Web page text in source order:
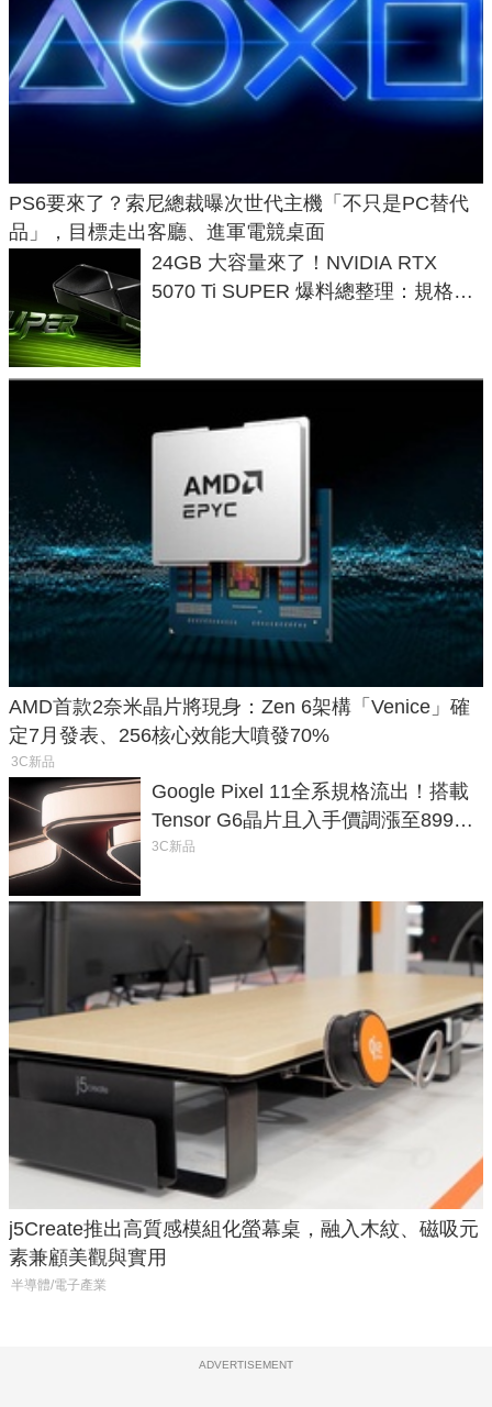
PS6要來了？索尼總裁曝次世代主機「不只是PC替代
品」，目標走出客廳、進軍電競桌面
24GB 大容量來了！NVIDIA RTX
5070 Ti SUPER 爆料總整理：規格、
AMD首款2奈米晶片將現身：Zen 6架構「Venice」確
定7月發表、256核心效能大噴發70%
3C新品
Google Pixel 11全系規格流出！搭載
Tensor G6晶片且入手價調漲至899美
元
3C新品
j5Create推出高質感模組化螢幕桌，融入木紋、磁吸元
素兼顧美觀與實用
半導體/電子產業
ADVERTISEMENT